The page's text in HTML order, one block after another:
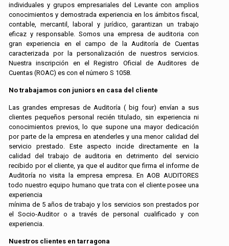
individuales y grupos empresariales del Levante con amplios
conocimientos y demostrada experiencia en los ámbitos fiscal,
contable, mercantil, laboral y jurídico, garantizan un trabajo
eficaz y responsable. Somos una empresa de auditoria con
gran experiencia en el campo de la Auditoría de Cuentas
caracterizada por la personalización de nuestros servicios.
Nuestra inscripción en el Registro Oficial de Auditores de
Cuentas (ROAC) es con el número S 1058.
No trabajamos con juniors en casa del cliente
Las grandes empresas de Auditoría ( big four) envían a sus
clientes pequeños personal recién titulado, sin experiencia ni
conocimientos previos, lo que supone una mayor dedicación
por parte de la empresa en atenderles y una menor calidad del
servicio prestado. Este aspecto incide directamente en la
calidad del trabajo de auditoria en detrimento del servicio
recibido por el cliente, ya que el auditor que firma el informe de
Auditoría no visita la empresa empresa. En AOB AUDITORES
todo nuestro equipo humano que trata con el cliente posee una
experiencia
mínima de 5 años de trabajo y los servicios son prestados por
el Socio-Auditor o a través de personal cualificado y con
experiencia.
Nuestros clientes en tarragona